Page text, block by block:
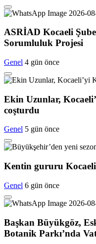
ASRİAD Kocaeli
Sorumluluk Projesi
Genel 4 gün önce
Ekin Uzunlar,
coşturdu
Genel 5 gün önce
Kentin gururu
Genel 6 gün önce
Başkan Büyükgöz,
Botanik Parkı’nda